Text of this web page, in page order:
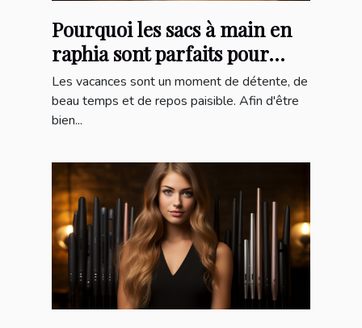
Pourquoi les sacs à main en
raphia sont parfaits pour
l'été ?
Les vacances sont un moment de détente, de
beau temps et de repos paisible. Afin d'être
bien...